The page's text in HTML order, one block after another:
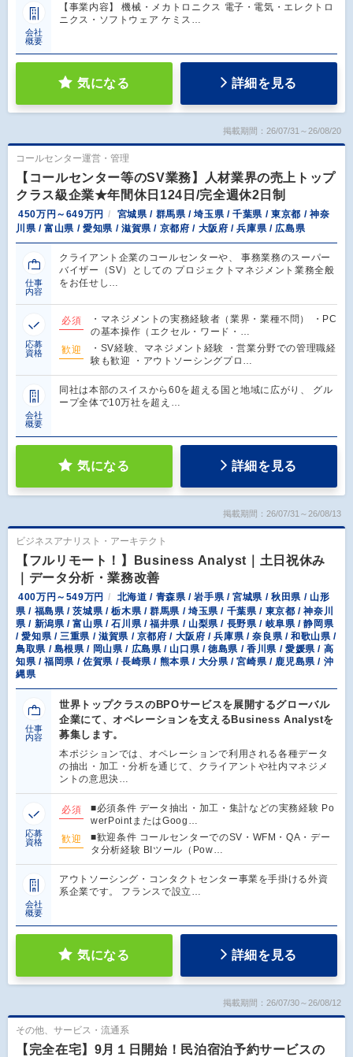
会社
概要
【事業内容】 機械・メカトロニクス 電子・電気・エレクトロ
ニクス・ソフトウェア ケミス…
気になる 詳細を見る
掲載期間：26/07/31～26/08/20
コールセンター運営・管理
【コールセンター等のSV業務】人材業界の売上トップ
クラス級企業★年間休日124日/完全週休2日制
450万円～649万円
宮城県 / 群馬県 / 埼玉県 / 千葉県 / 東京都 / 神奈
川県 / 富山県 / 愛知県 / 滋賀県 / 京都府 / 大阪府 / 兵庫県 / 広島県
仕事
内容
クライアント企業のコールセンターや、 事務業務のスーパー
バイザー（SV）としての プロジェクトマネジメント業務全般
をお任せし…
応募
資格
必須
・マネジメントの実務経験者（業界・業種不問） ・PC
の基本操作（エクセル・ワード・…
歓迎
・SV経験、マネジメント経験 ・営業分野での管理職経
験も歓迎 ・アウトソーシングプロ…
会社
概要
同社は本部のスイスから60を超える国と地域に広がり、 グル
ープ全体で10万社を超え…
気になる 詳細を見る
掲載期間：26/07/31～26/08/13
ビジネスアナリスト・アーキテクト
【フルリモート！】Business Analyst｜土日祝休み
｜データ分析・業務改善
400万円～549万円
北海道 / 青森県 / 岩手県 / 宮城県 / 秋田県 / 山形
県 / 福島県 / 茨城県 / 栃木県 / 群馬県 / 埼玉県 / 千葉県 / 東京都 / 神奈川
県 / 新潟県 / 富山県 / 石川県 / 福井県 / 山梨県 / 長野県 / 岐阜県 / 静岡県
/ 愛知県 / 三重県 / 滋賀県 / 京都府 / 大阪府 / 兵庫県 / 奈良県 / 和歌山県 /
鳥取県 / 島根県 / 岡山県 / 広島県 / 山口県 / 徳島県 / 香川県 / 愛媛県 / 高
知県 / 福岡県 / 佐賀県 / 長崎県 / 熊本県 / 大分県 / 宮崎県 / 鹿児島県 / 沖
縄県
仕事
内容
世界トップクラスのBPOサービスを展開するグローバル
企業にて、オペレーションを支えるBusiness Analystを
募集します。
本ポジションでは、オペレーションで利用される各種データ
の抽出・加工・分析を通じて、クライアントや社内マネジメ
ントの意思決…
応募
資格
必須
■必須条件 データ抽出・加工・集計などの実務経験 Po
werPointまたはGoog…
歓迎
■歓迎条件 コールセンターでのSV・WFM・QA・デー
タ分析経験 BIツール（Pow…
会社
概要
アウトソーシング・コンタクトセンター事業を手掛ける外資
系企業です。 フランスで設立…
気になる 詳細を見る
掲載期間：26/07/30～26/08/12
その他、サービス・流通系
【完全在宅】9月１日開始！民泊宿泊予約サービスの